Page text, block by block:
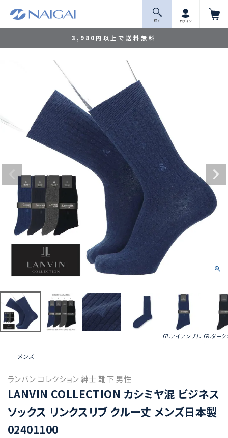
3,980円以上で送料無料
探 す ログイン
67.アイアンブル
ー
69.ダーク
ー
メンズ
ランバン コレクション 紳士 靴下 男性
LANVIN COLLECTION カシミヤ混 ビジネス
ソックス リンクスリブ クルー丈 メンズ日本製
02401100